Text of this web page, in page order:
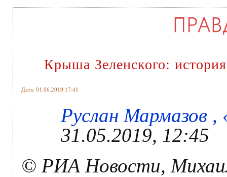
Крыша Зеленского:
Дата: 01.06.2019 17:41
Руслан Мармазов
31.05.2019, 12:45
© РИА Новости,